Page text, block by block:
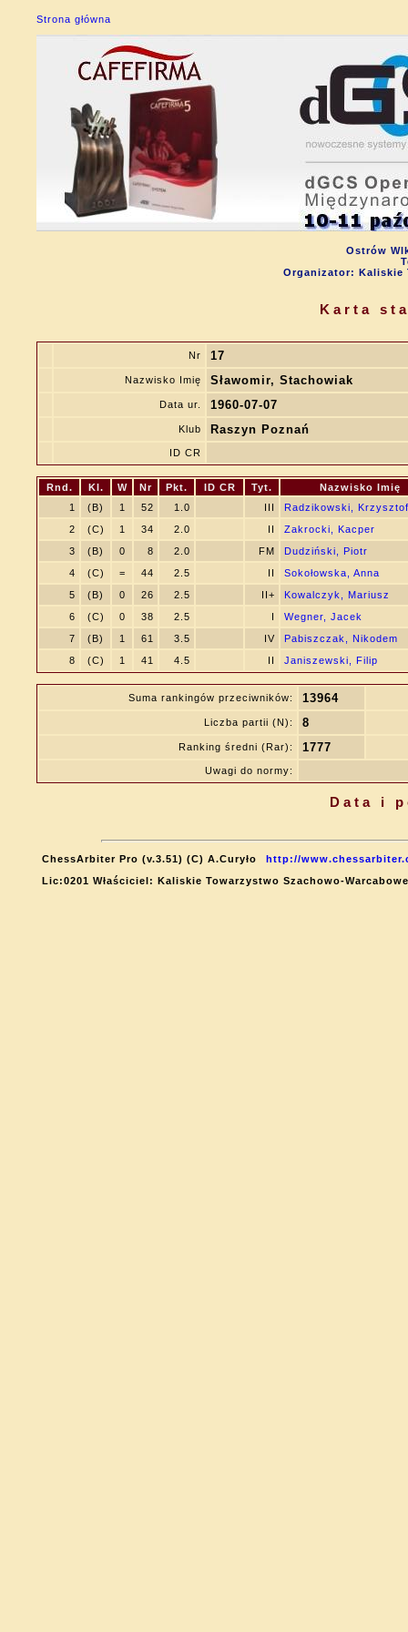
Strona główna
Ostrów
Organizator: Kaliskie
Karta
Nr 17
Nazwisko Imię Sławomir, Stachowiak
Data ur. 1960-07-07
Klub Raszyn Poznań
ID CR
Rnd. Kl. W Nr Pkt. ID CR Tyt.
Nazwisko Imię
1
(B) 1 52 1.0 III
Radzikowski, Krzysztof
2
(C) 1 34 2.0 II
Zakrocki, Kacper
3
(B) 0 8 2.0 FM
Dudziński, Piotr
4
(C) = 44 2.5 II
Sokołowska, Anna
5
(B) 0 26 2.5 II+
Kowalczyk, Mariusz
6
(C) 0 38 2.5 I
Wegner, Jacek
7
(B) 1 61 3.5 IV
Pabiszczak, Nikodem
8
(C) 1 41 4.5 II Janiszewski, Filip
Suma rankingów przeciwników: 13964
Liczba partii (N): 8
Ranking średni (Rar): 1777
Uwagi do normy:
Data i
ChessArbiter Pro (v.3.51) (C) A.Curyło
http://
Lic:0201 Właściciel: Kaliskie Towarzystwo Szachowo-Warcabowe